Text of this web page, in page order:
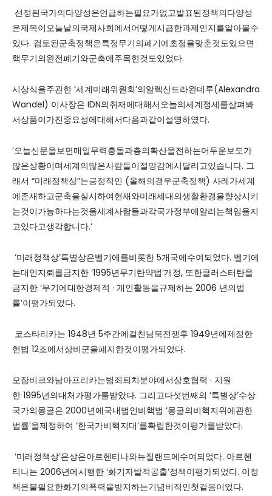
선정된국가의다양성은언급하는필요가없고발표된정책의다양성
은제목이오늘날의국제사회에서어떻게시급한과제인지를알아볼수
있다. 검토된군축정책은특정무기의폐기에초점을맞춘것도있으면
핵무기의완전폐기와군축에주목한것도있었다.
시상식을주관한 ‘세계미래위원회’의알렉산드라완데루(Alexandra
Wandel) 이사장은 IDN의취재에대해서오늘의세계정세를살펴봐
서상품이가진중요성에대해서다음과같이설명하였다.
‘오늘신문을보면매일무력충돌과총의확산을전하는어두운보도가
많은상황이며세계의많은사람들이절망감에시달리고있습니다. 그
래서 “미래정책상”는긍정적인 (올해의경우군축정책) 사례가세계
에존재하고군축을실시하여현재와미래세대의생활환경을향상시키
는것이가능하다는것을세계사람들과각국가정부에알리는책임을지
고있다고생각합니다.’
‘미래정책상’특별상은벨기에를비롯한 5개국에수여되었다. 벨기에
는대인지뢰를금지한 ‘1995년무기탄약법’개정, 또한클러스터탄을
금지한 ‘무기에대한경제적 · 개인활동을규제하는 2006 년의법
률’이평가되었다.
코스타리카는 1948년 5주간에걸친남북전쟁후 1949년에제정한
헌법 12조에서상비군을폐지한것이평가되었다.
모잠비크와남아프리카는범죄퇴치분야에서상호협력 · 지원
한 1995년의대처가평가를받았다. 그리고다섯번째의 ‘특별상’수상
국가의몽골은 2000년에국내법인비핵법 ‘몽골의비핵지위에관한
법률’을제정하여 ‘한국가비핵지대’를확립한것이평가를받았다.
‘미래정책상’은상은아르헨티나와뉴질랜드에수여되었다. 아르헨
티나는 2006년에시행한 ‘화기자발적공출’정책이평가되었다. 이정
책은불필요한화기의폭력을방지하는기념비적인첫걸음이었다.